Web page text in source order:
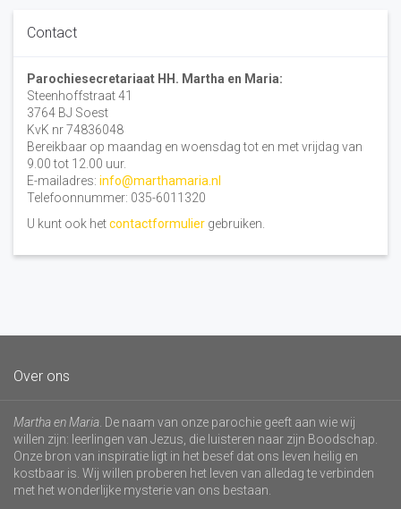
Contact
Parochiesecretariaat HH. Martha en Maria:
Steenhoffstraat 41
3764 BJ Soest
KvK nr 74836048
Bereikbaar op maandag en woensdag tot en met vrijdag van
9.00 tot 12.00 uur.
E-mailadres: info@marthamaria.nl
Telefoonnummer: 035-6011320
U kunt ook hetcontactformulier gebruiken.
Over ons
Martha en Maria . De naam van onze parochie geeft aan wie wij
willen zijn: leerlingen van Jezus, die luisteren naar zijn Boodschap.
Onze bron van inspiratie ligt in het besef dat ons leven heilig en
kostbaar is. Wij willen proberen het leven van alledag te verbinden
met het wonderlijke mysterie van ons bestaan.